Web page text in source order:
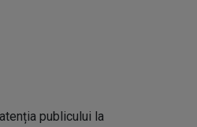
publicului la